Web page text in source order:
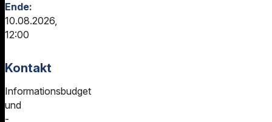
Ende:
10.08.2026,
12:00
Kontakt
Informationsbudget
und
-